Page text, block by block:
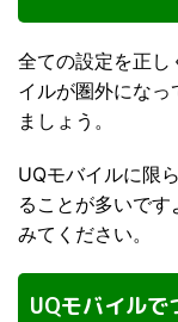
全ての設定を正
イルが圏外にな
ましょう。
UQモバイルに限
ることが多いで
みてください。
UQモバイルで